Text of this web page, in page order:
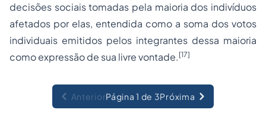
decisões sociais tomadas pela maioria dos indivíduos
afetados por elas, entendida como a soma dos votos
individuais emitidos pelos integrantes dessa maioria
como expressão de sua livre vontade. [17]
AnteriorPágina 1 de 3Próxima